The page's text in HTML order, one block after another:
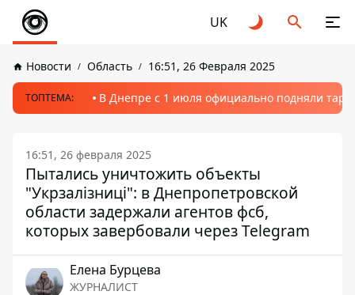
UK
Новости Область 16:51, 26 Февраля 2025
ТОПТЕМА: В Днепре с 1 июля официально подняли
16:51, 26 февраля 2025
Пытались уничтожить объекты
"Укрзалізниці": в Днепропетровской
области задержали агентов фсб,
которых завербовали через Telegram
Елена Бурцева
ЖУРНАЛИСТ